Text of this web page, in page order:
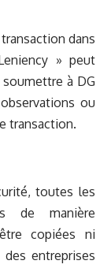
dans
» peut
à DG
ou
transaction.
toutes les
de manière
copiées ni
entreprises